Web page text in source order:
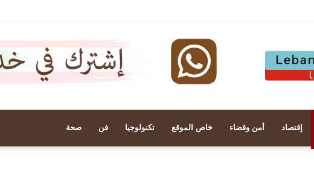
إقتصاد أمن وقضاء خاص الموقع تكنولوجيا فن صحة